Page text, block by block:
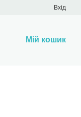
Вхід
Мій кошик